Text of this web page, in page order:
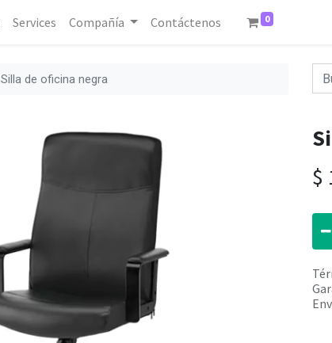
Services Compañía Contáctenos 0
Silla de oficina negra
$